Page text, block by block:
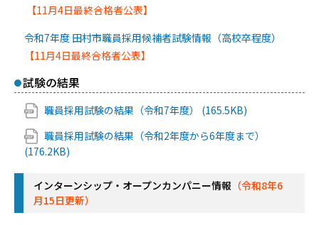
【11月4日最終合格者公表】
令和7年度 田村市職員採用候補者試験情報（高校卒程度）
【11月4日最終合格者公表】
試験の結果
職員採用試験の結果（令和7年度） (165.5KB)
職員採用試験の結果（令和2年度から6年度まで）
(176.2KB)
インターンシップ・オープンカンパニー情報 （令和8年6
月15日更新）